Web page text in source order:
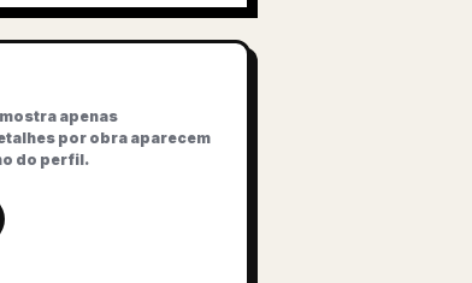
apenas
por obra aparecem
do perfil.